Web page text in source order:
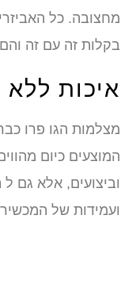
מחצובה. כל
בקלות זה עם זה
איכות
מצלמות הגו פרו
המוצעים כיום
וביצועים, אלא גם
ועמידות של